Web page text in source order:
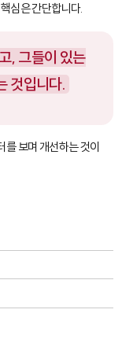
심은 간단합니다.
, 그들이 있는
것입니다.
보며 개선하는 것이